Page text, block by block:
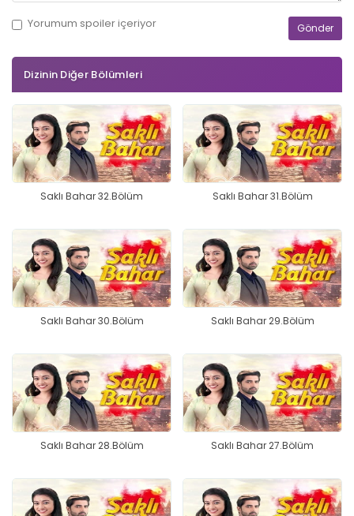
Yorumum spoileriçeriyor
Dizinin Diğer Bölümleri
Saklı Bahar 32.Bölüm Saklı Bahar 31.Bölüm
Saklı Bahar 30.Bölüm Saklı Bahar 29.Bölüm
Saklı Bahar 28.Bölüm Saklı Bahar 27.Bölüm